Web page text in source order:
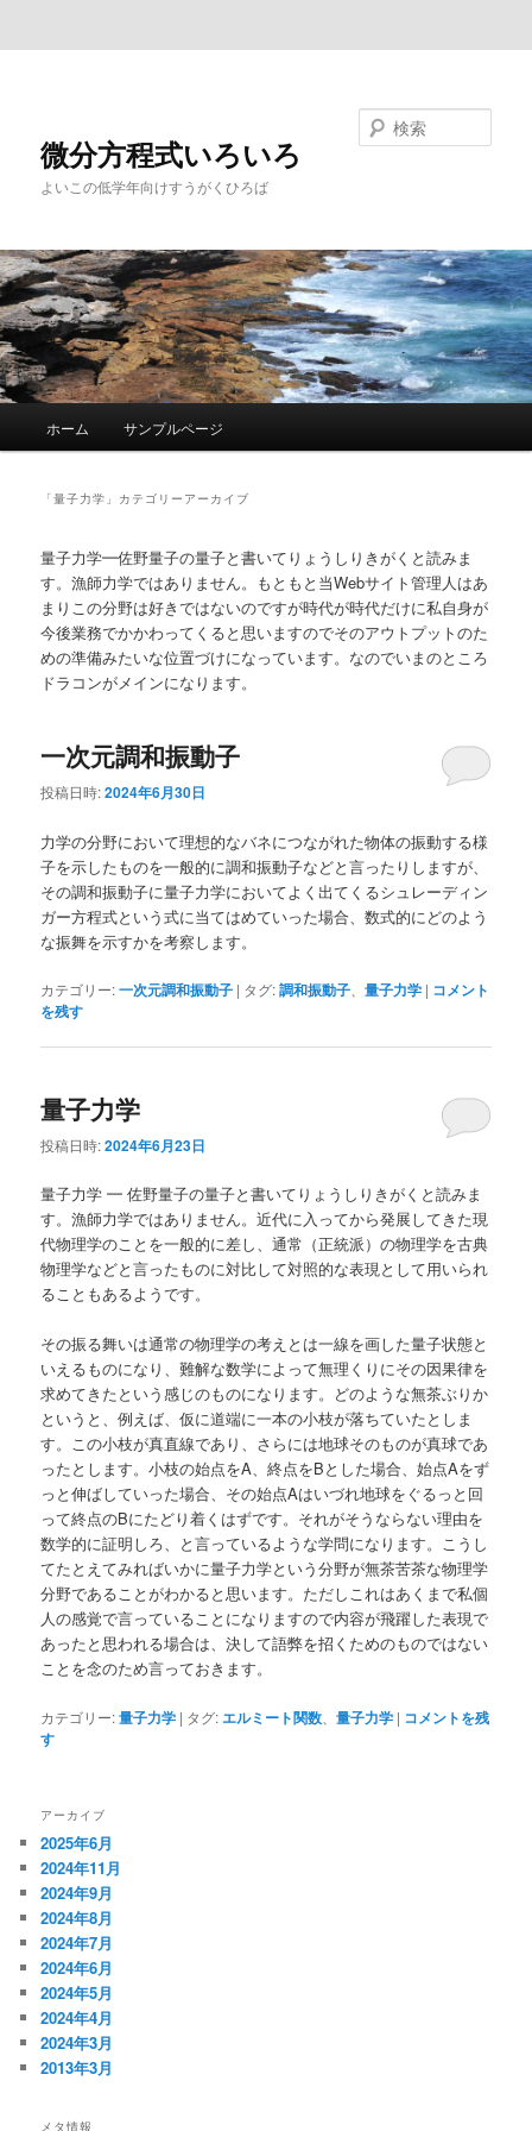
微分方程式いろいろ
よいこの低学年向けすうがくひろば
ホーム サンプルページ
「量子力学 」カテゴリーアーカイブ
量子力学━佐野量子の量子と書いてりょうしりきがくと読みま
す。漁師力学ではありません。もともと当Webサイト管理人はあ
まりこの分野は好きではないのですが時代が時代だけに私自身が
今後業務でかかわってくると思いますのでそのアウトプットのた
めの準備みたいな位置づけになっています。なのでいまのところ
ドラコンがメインになります。
一次元調和振動子
投稿日時:2024年6月30日
力学の分野において理想的なバネにつながれた物体の振動する様
子を示したものを一般的に調和振動子などと言ったりしますが、
その調和振動子に量子力学においてよく出てくるシュレーディン
ガー方程式という式に当てはめていった場合、数式的にどのよう
な振舞を示すかを考察します。
カテゴリー:一次元調和振動子 | タグ:調和振動子 、量子力学 | コメント
を残す
量子力学
投稿日時:2024年6月23日
量子力学 ━ 佐野量子の量子と書いてりょうしりきがくと読みま
す。漁師力学ではありません。近代に入ってから発展してきた現
代物理学のことを一般的に差し、通常（正統派）の物理学を古典
物理学などと言ったものに対比して対照的な表現として用いられ
ることもあるようです。
その振る舞いは通常の物理学の考えとは一線を画した量子状態と
いえるものになり、難解な数学によって無理くりにその因果律を
求めてきたという感じのものになります。どのような無茶ぶりか
というと、例えば、仮に道端に一本の小枝が落ちていたとしま
す。この小枝が真直線であり、さらには地球そのものが真球であ
ったとします。小枝の始点をA、終点をBとした場合、始点Aをず
っと伸ばしていった場合、その始点Aはいづれ地球をぐるっと回
って終点のBにたどり着くはずです。それがそうならない理由を
数学的に証明しろ、と言っているような学問になります。こうし
てたとえてみればいかに量子力学という分野が無茶苦茶な物理学
分野であることがわかると思います。ただしこれはあくまで私個
人の感覚で言っていることになりますので内容が飛躍した表現で
あったと思われる場合は、決して語弊を招くためのものではない
ことを念のため言っておきます。
カテゴリー:量子力学 | タグ: エルミート関数 、量子力学 | コメントを残
す
アーカイブ
2025年6月
2024年11月
2024年9月
2024年8月
2024年7月
2024年6月
2024年5月
2024年4月
2024年3月
2013年3月
メタ情報